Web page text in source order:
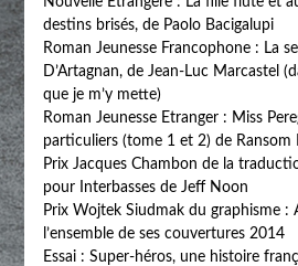
destins brisés, de Paolo Bacigalupi
Roman Jeunesse Francophone : La
D’Artagnan, de Jean-Luc Marcastel
que je m’y mette)
Roman Jeunesse Etranger : Miss
particuliers (tome 1 et 2) de Ransom
Prix Jacques Chambon de la
pour Interbasses de Jeff Noon
Prix Wojtek Siudmak du graphisme :
l’ensemble de ses couvertures 2014
Essai : Super-héros, une histoire